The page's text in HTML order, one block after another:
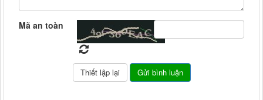
Mã an toàn